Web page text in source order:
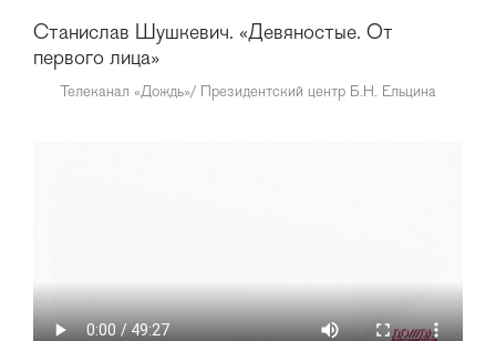
Станислав Шушкевич. «Девяностые. От
первого лица»
Телеканал «Дождь»/ Президентский центр Б.Н. Ельцина